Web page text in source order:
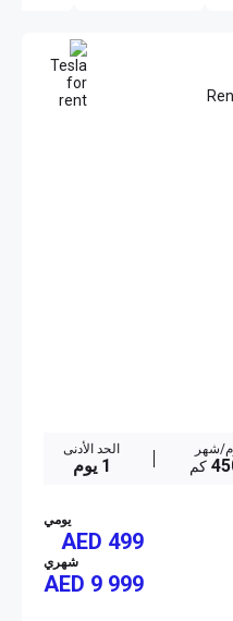
شهر
كم
الحد الأدنى
1 يوم
يومي
AED 499
شهري
AED 9 999